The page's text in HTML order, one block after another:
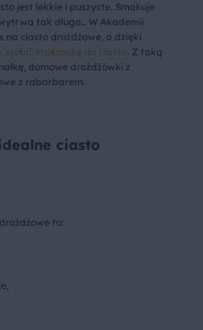
jest lekkie i puszyste. Smakuje
tak długo… W Akademii
na ciasto drożdżowe, a dzięki
zrobić kruszonkę do ciasta . Z taką
domowe drożdżówki z
z rabarbarem.
ciasto
to: